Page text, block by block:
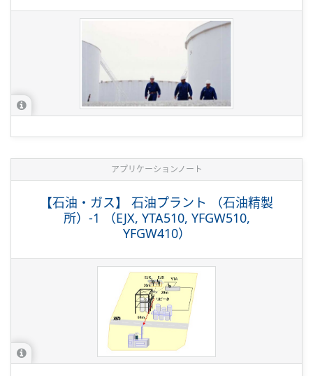
アプリケーションノート
【石油・ガス】 石油プラント （石油精製
所）-1 （EJX, YTA510, YFGW510,
YFGW410）